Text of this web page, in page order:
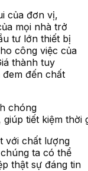
của đơn vị,
mọi nhà trở
tư lớn thiết bị
công việc của
thành tuy
đến chất
tiết kiệm thời
với chất lượng
ta có thể
thật sự đáng tin